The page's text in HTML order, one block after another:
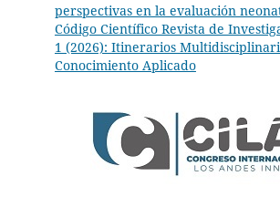
perspectivas en la evaluación
Código Científico Revista de
1 (2026): Itinerarios
Conocimiento Aplicado